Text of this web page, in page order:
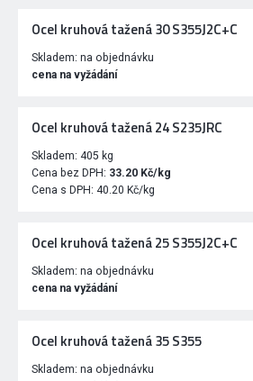
Ocel kruhová tažená 30 S355J2C+C
Skladem: na objednávku
cena na vyžádání
Ocel kruhová tažená 24 S235JRC
Skladem: 405 kg
Cena bez DPH: 33.20 Kč/kg
Cena s DPH: 40.20 Kč/kg
Ocel kruhová tažená 25 S355J2C+C
Skladem: na objednávku
cena na vyžádání
Ocel kruhová tažená 35 S355
Skladem: na objednávku